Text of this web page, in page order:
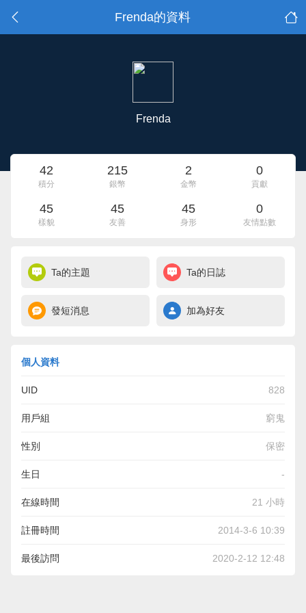
Frenda的資料
Frenda
42
積分
215
銀幣
2
金幣
0
貢獻
45
樣貌
45
友善
45
身形
0
友情點數
Ta的主題 Ta的日誌
發短消息 加為好友
個人資料
UID 828
用戶組 窮鬼
性別 保密
生日 -
在線時間 21 小時
註冊時間 2014-3-6 10:39
最後訪問 2020-2-12 12:48